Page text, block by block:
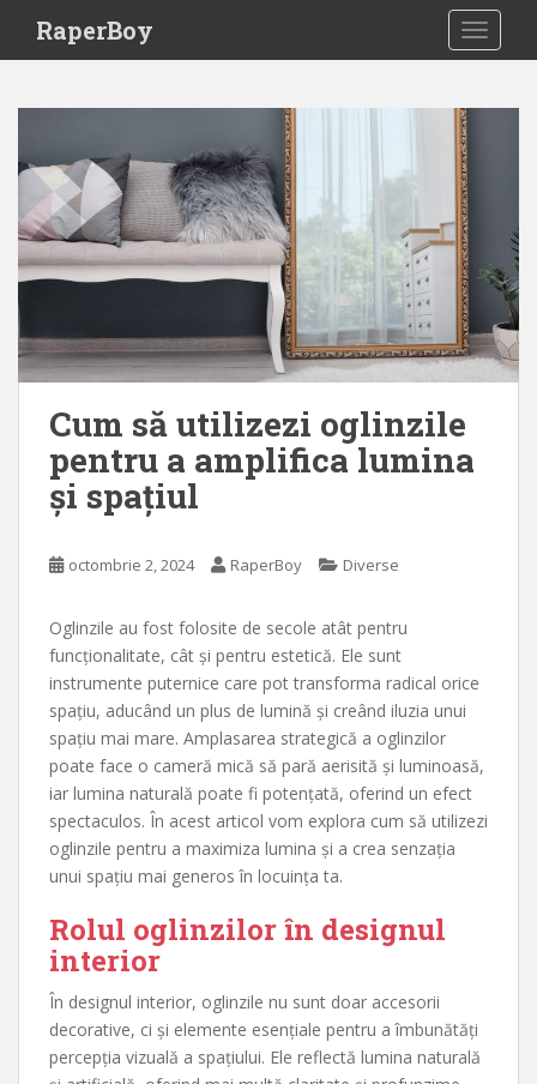
i
RaperBoy
Cum să utilizezi oglinzile
pentru a amplifica lumina
și spațiul
octombrie 2, 2024 RaperBoy Diverse
Oglinzile au fost folosite de secole atât pentru
funcționalitate, cât și pentru estetică. Ele sunt
instrumente puternice care pot transforma radical orice
spațiu, aducând un plus de lumină și creând iluzia unui
spațiu mai mare. Amplasarea strategică a oglinzilor
poate face o cameră mică să pară aerisită și luminoasă,
iar lumina naturală poate fi potențată, oferind un efect
spectaculos. În acest articol vom explora cum să utilizezi
oglinzile pentru a maximiza lumina și a crea senzația
unui spațiu mai generos în locuința ta.
Rolul oglinzilor în designul
interior
În designul interior, oglinzile nu sunt doar accesorii
decorative, ci și elemente esențiale pentru a îmbunătăți
percepția vizuală a spațiului. Ele reflectă lumina naturală